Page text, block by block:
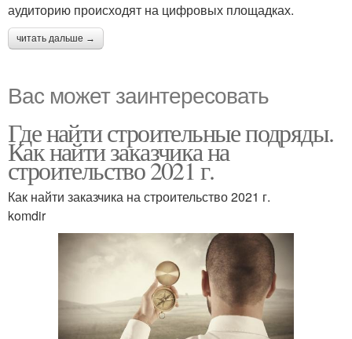
аудиторию происходят на цифровых площадках.
читать дальше →
Вас может заинтересовать
Где найти строительные подряды.
Как найти заказчика на
строительство 2021 г.
Как найти заказчика на строительство 2021 г.
komdir